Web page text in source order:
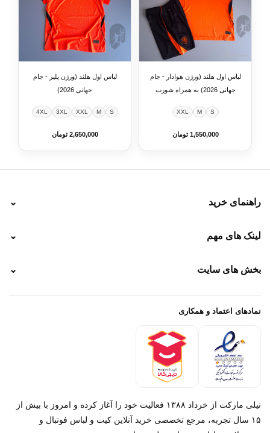
لباس اول هلند (ورژن هوادار - جام
جهانی 2026) به همراه شورت
S
M
XXL
1,550,000 تومان
لباس اول هلند (ورژن پلیر - جام
جهانی 2026)
S
M
XXL
3XL
4XL
2,650,000 تومان
راهنمای خرید ⌄
نحوه پرداخت
راهنمای سفارش
لینک های مهم ⌄
رهگیری تیپاکس
خرید لباس جدید بارسلونا 2025/2026
بخش های سایت ⌄
پرداخت باز
تماس با ما
نمادهای اعتماد و همکاری
نیلی مارکت از خرداد ۱۳۸۸ فعالیت خود را آغاز کرده و امروز با بیش از
۱۵ سال تجربه، مرجع تخصصی خرید آنلاین کیت و لباس فوتبال و